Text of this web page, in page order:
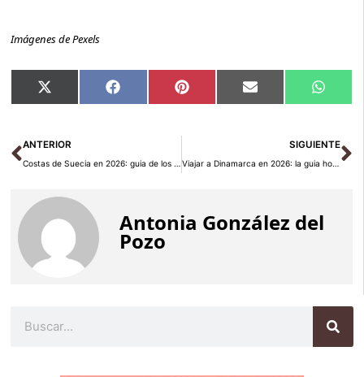
Imágenes de Pexels
Compartir
en
X
(Twitter)
Compartir
en
Facebook Compartir
en
Pinterest Compartir
en
Email
en
Ant
ANTERIOR
Costas de Suecia en 2026: guia de los archipielagos mas espectaculares de Europa
SIGUIENTE
Viajar a Dinamarca en 2026: la guia honesta del pais mas feliz de Europa, entre Copenhague y la Jutlandia salvaje
Antonia González del
Pozo